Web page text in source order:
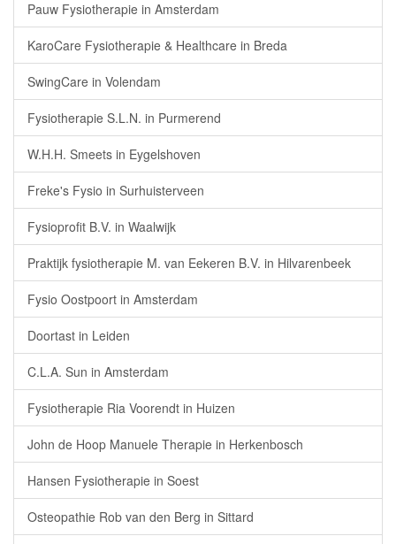
Pauw Fysiotherapie in Amsterdam
KaroCare Fysiotherapie & Healthcare in Breda
SwingCare in Volendam
Fysiotherapie S.L.N. in Purmerend
W.H.H. Smeets in Eygelshoven
Freke's Fysio in Surhuisterveen
Fysioprofit B.V. in Waalwijk
Praktijk fysiotherapie M. van Eekeren B.V. in Hilvarenbeek
Fysio Oostpoort in Amsterdam
Doortast in Leiden
C.L.A. Sun in Amsterdam
Fysiotherapie Ria Voorendt in Huizen
John de Hoop Manuele Therapie in Herkenbosch
Hansen Fysiotherapie in Soest
Osteopathie Rob van den Berg in Sittard